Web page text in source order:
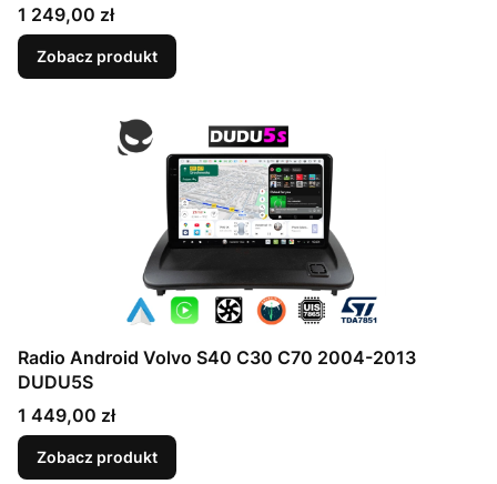
Cena
1 249,00 zł
Zobacz produkt
Radio Android Volvo S40 C30 C70 2004-2013
DUDU5S
Cena
1 449,00 zł
Zobacz produkt